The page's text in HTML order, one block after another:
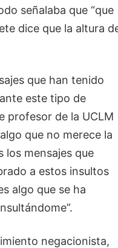
señalaba que “que
dice que la altura
que han tenido
este tipo de
profesor de la UCLM
que no merece la
los mensajes que
a estos insultos
algo que se ha
negacionista,